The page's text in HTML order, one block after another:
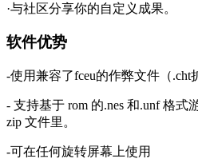
·与社区分享你的自定义成果。
软件优势
-使用兼容了fceu的作弊文件（
- 支持基于 rom 的.nes 和.unf 格
zip 文件里。
-可在任何旋转屏幕上使用